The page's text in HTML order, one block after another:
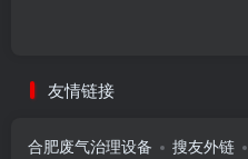
友情链接
合肥废气治理设备 搜友外链